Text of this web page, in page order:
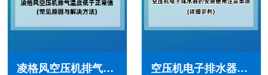
凌格风空压机排气温度低于正常值怎么办(常见原因与解决方法) 空压机电子排水器的安装与使用注意事项(详细罗列)